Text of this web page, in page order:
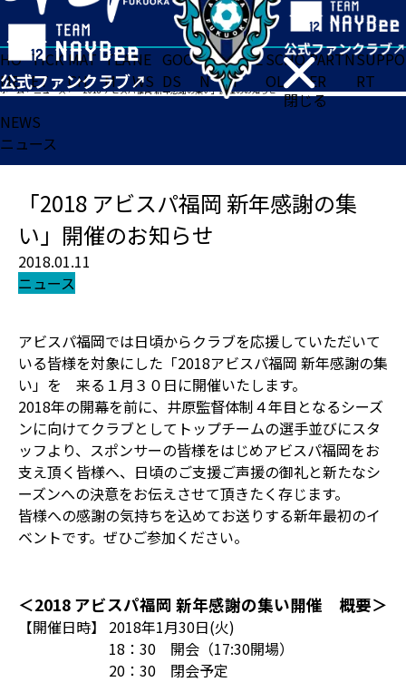
閉じる
HO
ME
TICK
ET
MAT
CH
TEA
M
NE
WS
GOO
DS
FA
N
ACADE
MY
SCHO
OL
PARTN
ER
SUPPO
RT
ホーム>ニュース>「2018 アビスパ福岡 新年感謝の集い」開催のお知らせ
NEWS
ニュース
「2018 アビスパ福岡 新年感謝の集
い」開催のお知らせ
2018.01.11
ニュース
アビスパ福岡では日頃からクラブを応援していただいて
いる皆様を対象にした「2018アビスパ福岡 新年感謝の集
い」を 来る１月３０日に開催いたします。
2018年の開幕を前に、井原監督体制４年目となるシーズ
ンに向けてクラブとしてトップチームの選手並びにスタ
ッフより、スポンサーの皆様をはじめアビスパ福岡をお
支え頂く皆様へ、日頃のご支援ご声援の御礼と新たなシ
ーズンへの決意をお伝えさせて頂きたく存じます。
皆様への感謝の気持ちを込めてお送りする新年最初のイ
ベントです。ぜひご参加ください。
＜2018 アビスパ福岡 新年感謝の集い開催 概要＞
【開催日時】
2018年1月30日(火)
18：30 開会（17:30開場）
20：30 閉会予定